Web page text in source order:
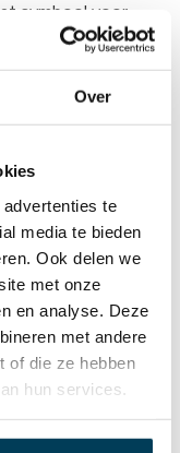
Over
te
media te bieden
Ook delen we
met onze
en analyse. Deze
met andere
of die ze hebben
hun services.
symbool voor
het
dan 80 jaar
combineert
in
van een
, waarbij
van
van het
drukverdeling
van deze